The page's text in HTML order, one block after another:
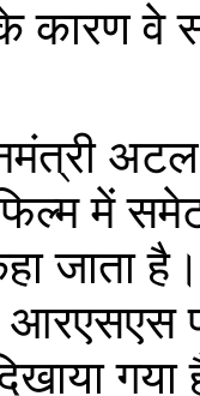
कारण वे
अटल
में
है।
गया